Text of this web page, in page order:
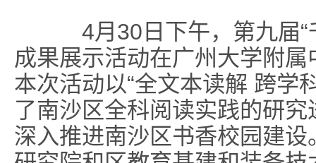
4月30日下午，第九届“
成果展示活动在广州大学附
本次活动以“全文本读解 跨学
了南沙区全科阅读实践的研
深入推进南沙区书香校园建